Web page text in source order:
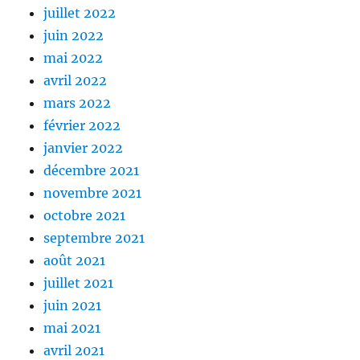
juillet 2022
juin 2022
mai 2022
avril 2022
mars 2022
février 2022
janvier 2022
décembre 2021
novembre 2021
octobre 2021
septembre 2021
août 2021
juillet 2021
juin 2021
mai 2021
avril 2021